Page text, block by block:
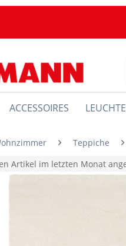
ACCESSOIRES
Teppiche
Artikel im letzten Monat